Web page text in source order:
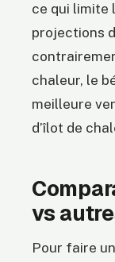
ce qui limite
projections
chaleur, le
meilleure
d’îlot de
vs
Pour faire